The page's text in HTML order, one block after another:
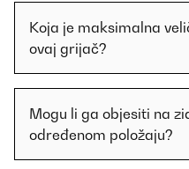
Koja je maksimalna
ovaj grijač?
Mogu li ga objesiti na
određenom položaju?